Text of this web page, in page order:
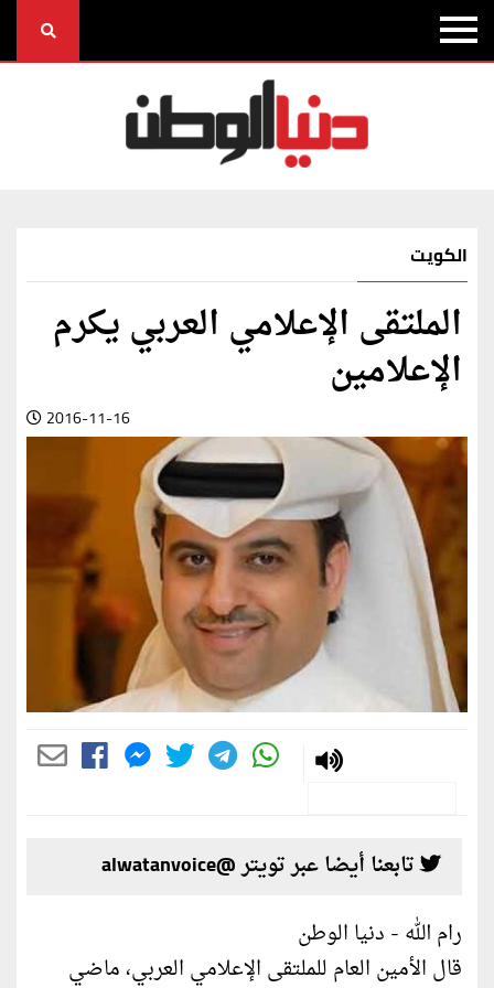
الكويت
الملتقى الإعلامي العربي يكرم
الإعلامين
2016-11-16
تابعنا أيضا عبر تويتر @alwatanvoice
رام الله - دنيا الوطن
قال الأمين العام للملتقى الإعلامي العربي، ماضي